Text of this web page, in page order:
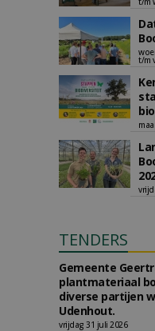
t/m
TENDERS
Gemeente
plantmateriaal
diverse partijen
Udenhout.
vrijdag 31 juli 2026